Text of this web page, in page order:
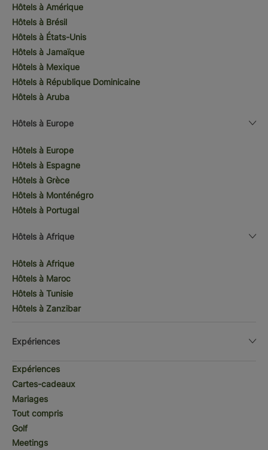
Hôtels à Amérique
Hôtels à Brésil
Hôtels à États-Unis
Hôtels à Jamaïque
Hôtels à Mexique
Hôtels à République Dominicaine
Hôtels à Aruba
Hôtels à Europe
Hôtels à Europe
Hôtels à Espagne
Hôtels à Grèce
Hôtels à Monténégro
Hôtels à Portugal
Hôtels à Afrique
Hôtels à Afrique
Hôtels à Maroc
Hôtels à Tunisie
Hôtels à Zanzibar
Expériences
Expériences
Cartes-cadeaux
Mariages
Tout compris
Golf
Meetings